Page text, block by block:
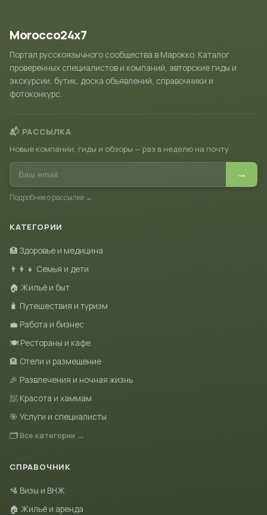
Morocco24x7
Портал русскоязычного сообщества в Марокко. Каталог
проверенных специалистов и компаний, авторские гиды и
экскурсии, бутик, доска объявлений, справочники и
фотоконкурс.
📬 РАССЫЛКА
Новые компании, гиды и обзоры — раз в неделю на почту
→
Подробнее о рассылке →
КАТЕГОРИИ
🏥 Здоровье и медицина
👨‍👩‍👧 Семья и дети
🏠 Жильё и быт
🧳 Путешествия и туризм
💼 Работа и бизнес
🍽 Рестораны и кафе
🏨 Отели и размещение
🎉 Развлечения и ночная жизнь
🧖 Красота и хаммам
🎯 Услуги и специалисты
🗂 Все категории →
СПРАВОЧНИК
🛂 Визы и ВНЖ
🏠 Жильё и аренда